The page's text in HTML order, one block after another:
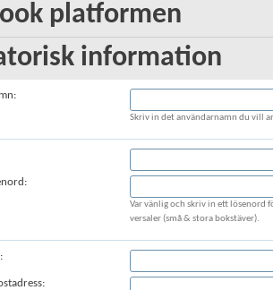
platformen
information
Skriv in det användarnamn du vill
Var vänlig och skriv in ett lösenord
versaler (små & stora bokstäver).